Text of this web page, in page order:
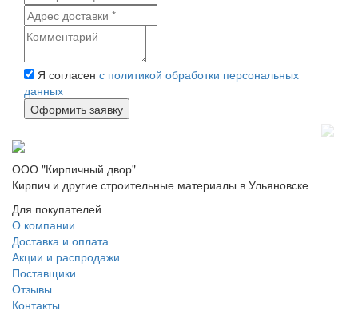
Я согласен с политикой обработки персональных
данных
ООО "Кирпичный двор"
Кирпич и другие строительные материалы в Ульяновске
Для покупателей
О компании
Доставка и оплата
Акции и распродажи
Поставщики
Отзывы
Контакты